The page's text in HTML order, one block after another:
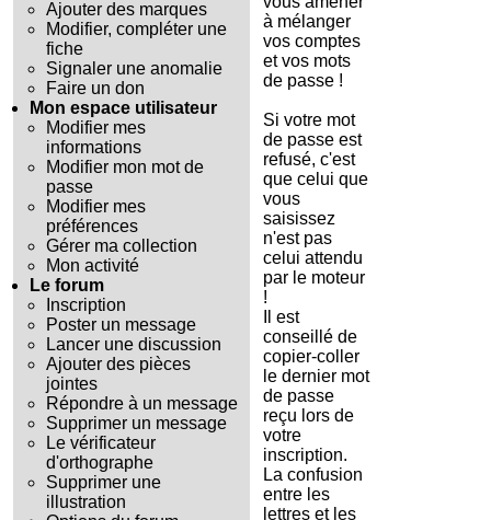
Ajouter des marques
Modifier, compléter une
fiche
Signaler une anomalie
Faire un don
Mon espace utilisateur
Modifier mes
informations
Modifier mon mot de
passe
Modifier mes
préférences
Gérer ma collection
Mon activité
Le forum
Inscription
Poster un message
Lancer une discussion
Ajouter des pièces
jointes
Répondre à un message
Supprimer un message
Le vérificateur
d'orthographe
Supprimer une
illustration
à mélanger
vos comptes
et vos mots
de passe !
Si votre mot
de passe est
refusé, c'est
que celui que
vous
saisissez
n'est pas
celui attendu
par le moteur
!
Il est
conseillé de
copier-coller
le dernier mot
de passe
reçu lors de
votre
inscription.
La confusion
entre les
lettres et les